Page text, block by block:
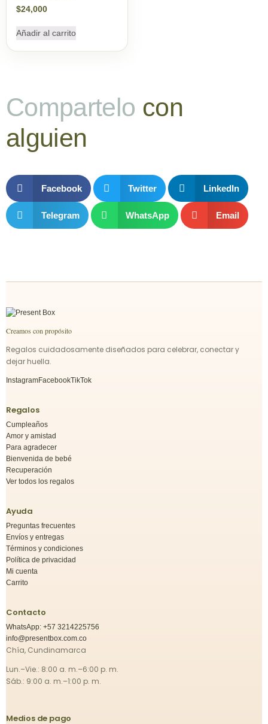
$24,000
Añadir al carrito
Compartelo con
alguien
Facebook Twitter LinkedIn
Telegram WhatsApp Email
Creamos con propósito
Regalos cuidadosamente diseñados para celebrar, conectar y
dejar huella.
InstagramFacebookTikTok
Regalos
Cumpleaños
Amor y amistad
Para agradecer
Bienvenida de bebé
Recuperación
Ver todos los regalos
Ayuda
Preguntas frecuentes
Envíos y entregas
Términos y condiciones
Política de privacidad
Mi cuenta
Carrito
Contacto
WhatsApp: +57 3214225756
info@presentbox.com.co
Chía, Cundinamarca
Lun.–Vie.: 8:00 a. m.–6:00 p. m.
Sáb.: 9:00 a. m.–1:00 p. m.
Medios de pago